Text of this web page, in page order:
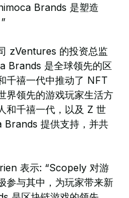
Brands 是塑造
zVentures 的投资总监
Brands 是全球领先的区
千禧一代中推动了 NFT
界领先的游戏玩家生活方
和千禧一代，以及 Z 世
Brands 提供支持，并共
表示: “Scopely 对游
参与其中，为玩家带来新